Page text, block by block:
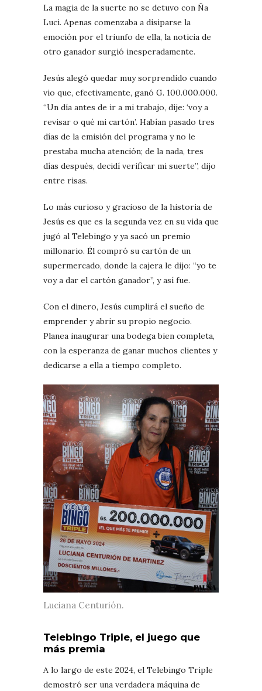
La magia de la suerte no se detuvo con Ña
Luci. Apenas comenzaba a disiparse la
emoción por el triunfo de ella, la noticia de
otro ganador surgió inesperadamente.
Jesús alegó quedar muy sorprendido cuando
vio que, efectivamente, ganó G. 100.000.000.
“Un día antes de ir a mi trabajo, dije: ‘voy a
revisar o qué mi cartón’. Habían pasado tres
días de la emisión del programa y no le
prestaba mucha atención; de la nada, tres
días después, decidí verificar mi suerte”, dijo
entre risas.
Lo más curioso y gracioso de la historia de
Jesús es que es la segunda vez en su vida que
jugó al Telebingo y ya sacó un premio
millonario. Él compró su cartón de un
supermercado, donde la cajera le dijo: “yo te
voy a dar el cartón ganador”, y así fue.
Con el dinero, Jesús cumplirá el sueño de
emprender y abrir su propio negocio.
Planea inaugurar una bodega bien completa,
con la esperanza de ganar muchos clientes y
dedicarse a ella a tiempo completo.
Luciana Centurión.
Telebingo Triple, el juego que
más premia
A lo largo de este 2024, el Telebingo Triple
demostró ser una verdadera máquina de